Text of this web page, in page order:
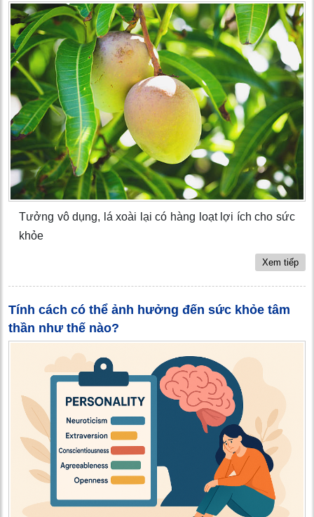
Tưởng vô dụng, lá xoài lại có hàng loạt lợi ích cho sức
khỏe
Xem tiếp
Tính cách có thể ảnh hưởng đến sức khỏe tâm
thần như thế nào?